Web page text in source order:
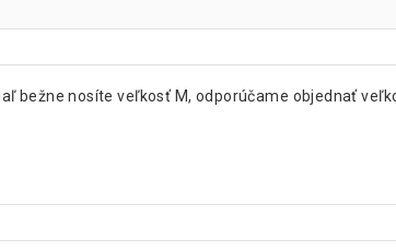
bežne nosíte veľkosť M, odporúčame objednať